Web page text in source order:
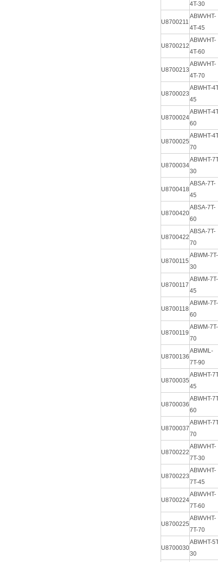
4T-30
U8700211
ABWVHT-
4T-45
U8700212
ABWVHT-
4T-60
U8700213
ABWVHT-
4T-70
U8700023
ABWHT-
45
U8700024
ABWHT-
60
U8700025
ABWHT-
70
U8700034
ABWHT-
30
U8700418
ABSA-7T-
45
U8700420
ABSA-7T-
60
U8700422
ABSA-7T-
70
U8700115
ABWM-7T-
30
U8700117
ABWM-7T-
45
U8700118
ABWM-7T-
60
U8700119
ABWM-7T-
70
U8700136
ABWML-
7T-90
U8700035
ABWHT-
45
U8700036
ABWHT-
60
U8700037
ABWHT-
70
U8700222
ABWVHT-
7T-30
U8700223
ABWVHT-
7T-45
U8700224
ABWVHT-
7T-60
U8700225
ABWVHT-
7T-70
U8700030
ABWHT-
30